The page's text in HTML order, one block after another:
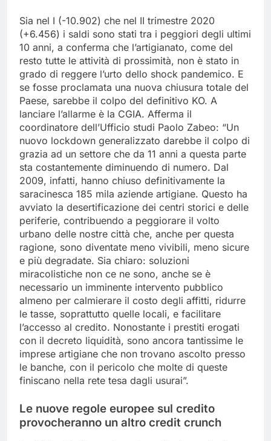
Sia nel I (-10.902) che nel II trimestre 2020
(+6.456) i saldi sono stati tra i peggiori degli ultimi
10 anni, a conferma che l’artigianato, come del
resto tutte le attività di prossimità, non è stato in
grado di reggere l’urto dello shock pandemico. E
se fosse proclamata una nuova chiusura totale del
Paese, sarebbe il colpo del definitivo KO. A
lanciare l’allarme è la CGIA. Afferma il
coordinatore dell’Ufficio studi Paolo Zabeo: “Un
nuovo lockdown generalizzato darebbe il colpo di
grazia ad un settore che da 11 anni a questa parte
sta costantemente diminuendo di numero. Dal
2009, infatti, hanno chiuso definitivamente la
saracinesca 185 mila aziende artigiane. Questo ha
avviato la desertificazione dei centri storici e delle
periferie, contribuendo a peggiorare il volto
urbano delle nostre città che, anche per questa
ragione, sono diventate meno vivibili, meno sicure
e più degradate. Sia chiaro: soluzioni
miracolistiche non ce ne sono, anche se è
necessario un imminente intervento pubblico
almeno per calmierare il costo degli affitti, ridurre
le tasse, soprattutto quelle locali, e facilitare
l’accesso al credito. Nonostante i prestiti erogati
con il decreto liquidità, sono ancora tantissime le
imprese artigiane che non trovano ascolto presso
le banche, con il pericolo che molte di queste
finiscano nella rete tesa dagli usurai”.
Le nuove regole europee sul credito
provocheranno un altro credit crunch